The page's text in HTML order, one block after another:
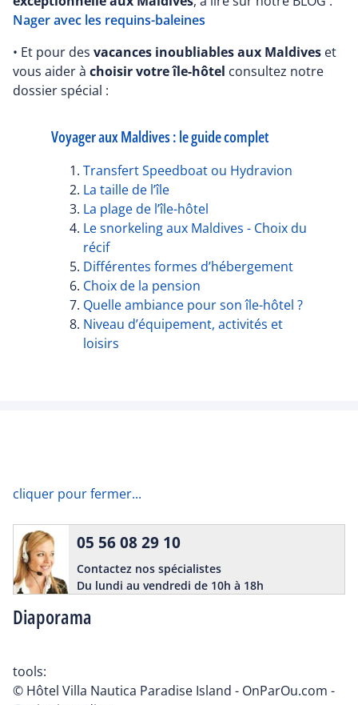
Nager avec les requins-baleines
• Et pour des vacances inoubliables aux Maldives et
vous aider à choisir votre île-hôtel consultez notre
dossier spécial :
Voyager aux Maldives : le guide complet
Transfert Speedboat ou Hydravion
La taille de l’île
La plage de l’île-hôtel
Le snorkeling aux Maldives - Choix du
récif
Différentes formes d’hébergement
Choix de la pension
Quelle ambiance pour son île-hôtel ?
Niveau d’équipement, activités et
loisirs
cliquer pour fermer...
Diaporama
05 56 08 29 10
Contactez nos spécialistes
Du lundi au vendredi de 10h à 18h
tools:
© Hôtel Villa Nautica Paradise Island - OnParOu.com -